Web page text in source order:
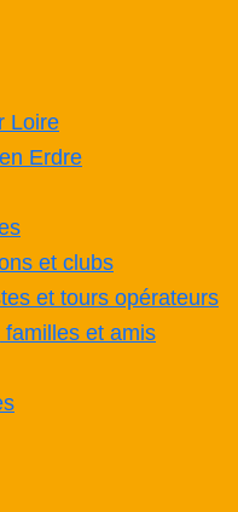
Loire
Erdre
et clubs
et tours opérateurs
familles et amis